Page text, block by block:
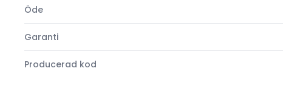
Öde
Garanti
Producerad kod